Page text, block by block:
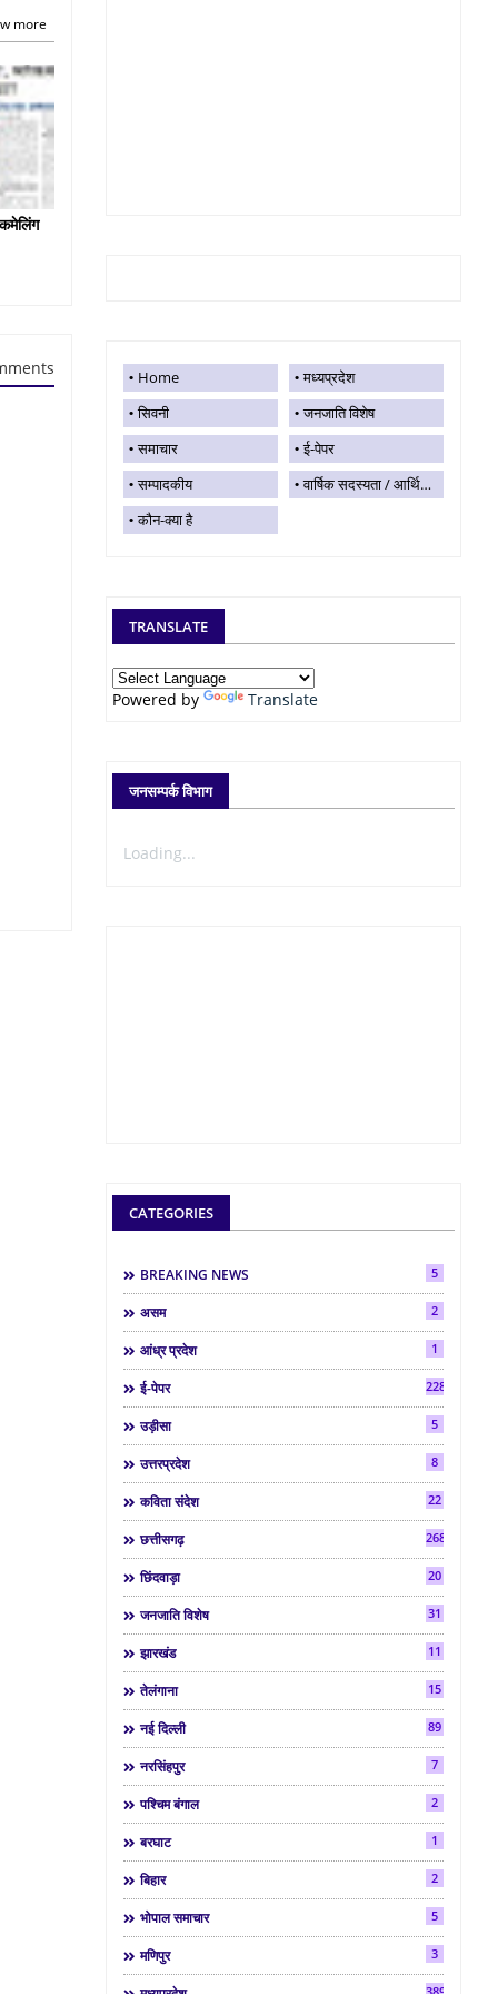
more
Home
मध्यप्रदेश
सिवनी
जनजाति विशेष
समाचार
ई-पेपर
सम्पादकीय
वार्षिक सदस्यता / आर्थिक सहयोग
कौन-क्या है
TRANSLATE
Powered by Translate
जनसम्पर्क विभाग
Loading...
CATEGORIES
BREAKING NEWS 5
असम 2
आंध्र प्रदेश 1
ई-पेपर 2286
उड़ीसा 5
उत्तरप्रदेश 8
कविता संदेश 22
छत्तीसगढ़ 268
छिंदवाड़ा 20
जनजाति विशेष 31
झारखंड 11
तेलंगाना 15
नई दिल्ली 89
नरसिंहपुर 7
पश्चिम बंगाल 2
बरघाट 1
बिहार 2
भोपाल समाचार 5
मणिपुर 3